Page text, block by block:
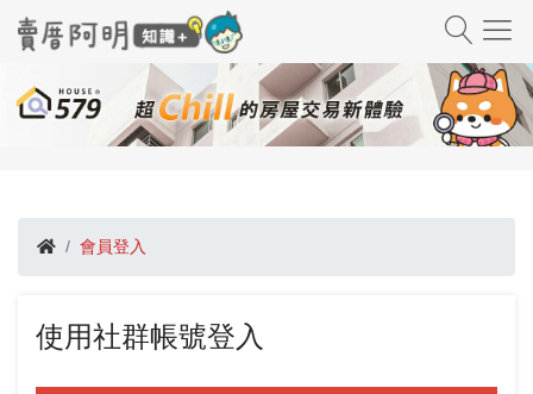
會員登入
使用社群帳號登入